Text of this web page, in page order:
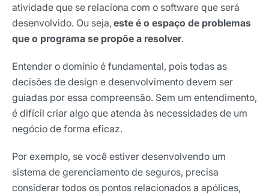
atividade que se relaciona com o software que será
desenvolvido. Ou seja, este é o espaço de problemas
que o programa se propõe a resolver.
Entender o domínio é fundamental, pois todas as
decisões de design e desenvolvimento devem ser
guiadas por essa compreensão. Sem um entendimento,
é difícil criar algo que atenda às necessidades de um
negócio de forma eficaz.
Por exemplo, se você estiver desenvolvendo um
sistema de gerenciamento de seguros, precisa
considerar todos os pontos relacionados a apólices,